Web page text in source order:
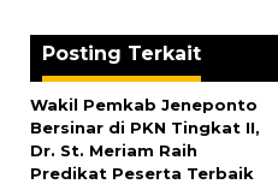
Posting Terkait
Wakil Pemkab Jeneponto
Bersinar di PKN Tingkat II,
Dr. St. Meriam Raih
Predikat Peserta Terbaik